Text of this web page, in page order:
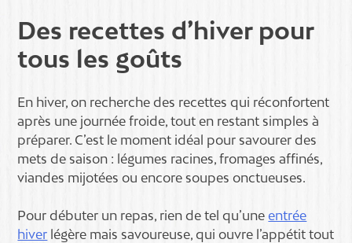
Des recettes d’hiver pour
tous les goûts
En hiver, on recherche des recettes qui réconfortent
après une journée froide, tout en restant simples à
préparer. C’est le moment idéal pour savourer des
mets de saison : légumes racines, fromages affinés,
viandes mijotées ou encore soupes onctueuses.
Pour débuter un repas, rien de tel qu’uneentrée
hiver légère mais savoureuse, qui ouvre l’appétit tout